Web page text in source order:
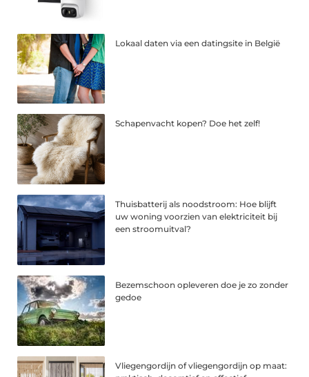
Lokaal daten via een datingsite in België
Schapenvacht kopen? Doe het zelf!
Thuisbatterij als noodstroom: Hoe blijft
uw woning voorzien van elektriciteit bij
een stroomuitval?
Bezemschoon opleveren doe je zo zonder
gedoe
Vliegengordijn of vliegengordijn op maat: